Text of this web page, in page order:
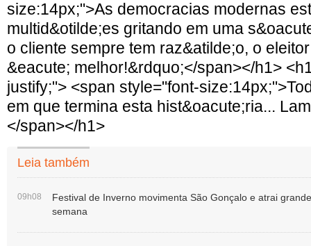
size:14px;">As democracias modernas
multid&otilde;es gritando em uma
o cliente sempre tem raz&atilde;o, o
&eacute; melhor!&rdquo;</span></h1>
justify;"> <span style="font-
em que termina esta hist&oacute;ria...
</span></h1>
Leia também
09h08
Festival de Inverno movimenta São Gonçalo e atrai
semana